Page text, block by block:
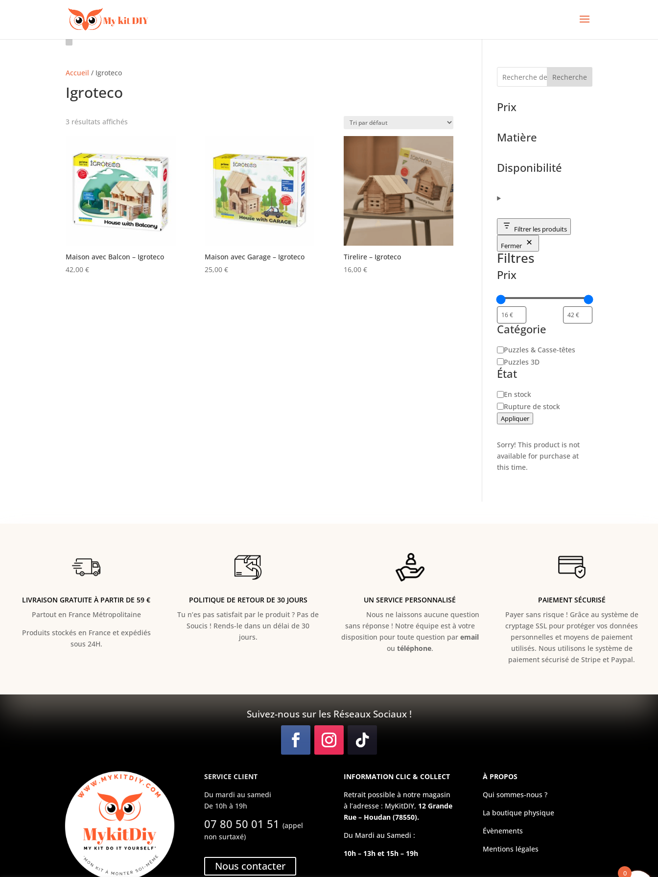
Accueil / Igroteco
Igroteco
3 résultats affichés
Maison avec Balcon – Igroteco
42,00€
Maison avec Garage – Igroteco
25,00 €
Tirelire – Igroteco
16,00 €
Recherche
Prix
Matière
Disponibilité
Filtrer les produits
Fermer
Filtres
Prix
Catégorie
Catégorie
Puzzles & Casse-têtes
Puzzles 3D
État
Disponibilité
En stock
Rupture de stock
Appliquer
Sorry! This product is not
available for purchase at
this time.
LIVRAISON GRATUITE À PARTIR DE 59 €
Partout en France Métropolitaine
Produits stockés en France et expédiés
sous 24H.
POLITIQUE DE RETOUR DE 30 JOURS
Tu n’es pas satisfait par le produit ? Pas de
Soucis ! Rends-le dans un délai de 30
jours.
UN SERVICE PERSONNALISÉ
Nous ne laissons aucune question
sans réponse ! Notre équipe est à votre
disposition pour toute question par email
ou téléphone.
PAIEMENT SÉCURISÉ
Payer sans risque ! Grâce au système de
cryptage SSL pour protéger vos données
personnelles et moyens de paiement
utilisés. Nous utilisons le système de
paiement sécurisé de Stripe et Paypal.
Suivez-nous sur les Réseaux Sociaux !
SERVICE CLIENT
Du mardi au samedi
De 10h à 19h
07 80 50 01 51 (appel
non surtaxé)
Nous contacter
INFORMATION CLIC & COLLECT
Retrait possible à notre magasin
à l’adresse : MyKitDIY, 12 Grande
Rue – Houdan (78550).
Du Mardi au Samedi :
10h – 13h et 15h – 19h
À PROPOS
Qui sommes-nous ?
La boutique physique
Évènements
Mentions légales
0